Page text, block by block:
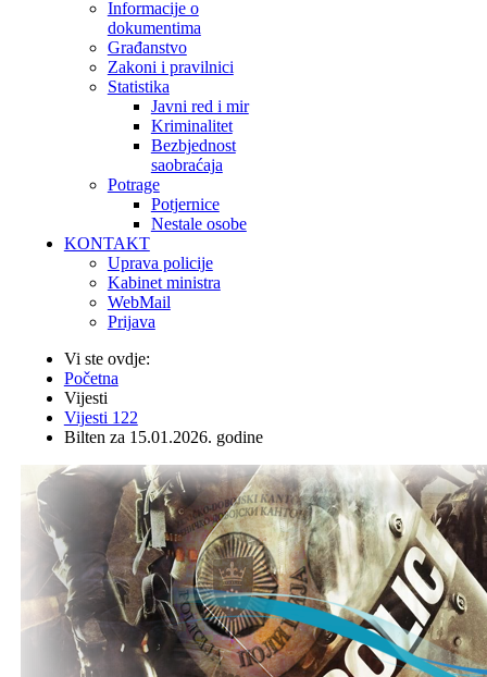
Informacije o
dokumentima
Građanstvo
Zakoni i pravilnici
Statistika
Javni red i mir
Kriminalitet
Bezbjednost
saobraćaja
Potrage
Potjernice
Nestale osobe
KONTAKT
Uprava policije
Kabinet ministra
WebMail
Prijava
Vi ste ovdje:
Početna
Vijesti
Vijesti 122
Bilten za 15.01.2026. godine